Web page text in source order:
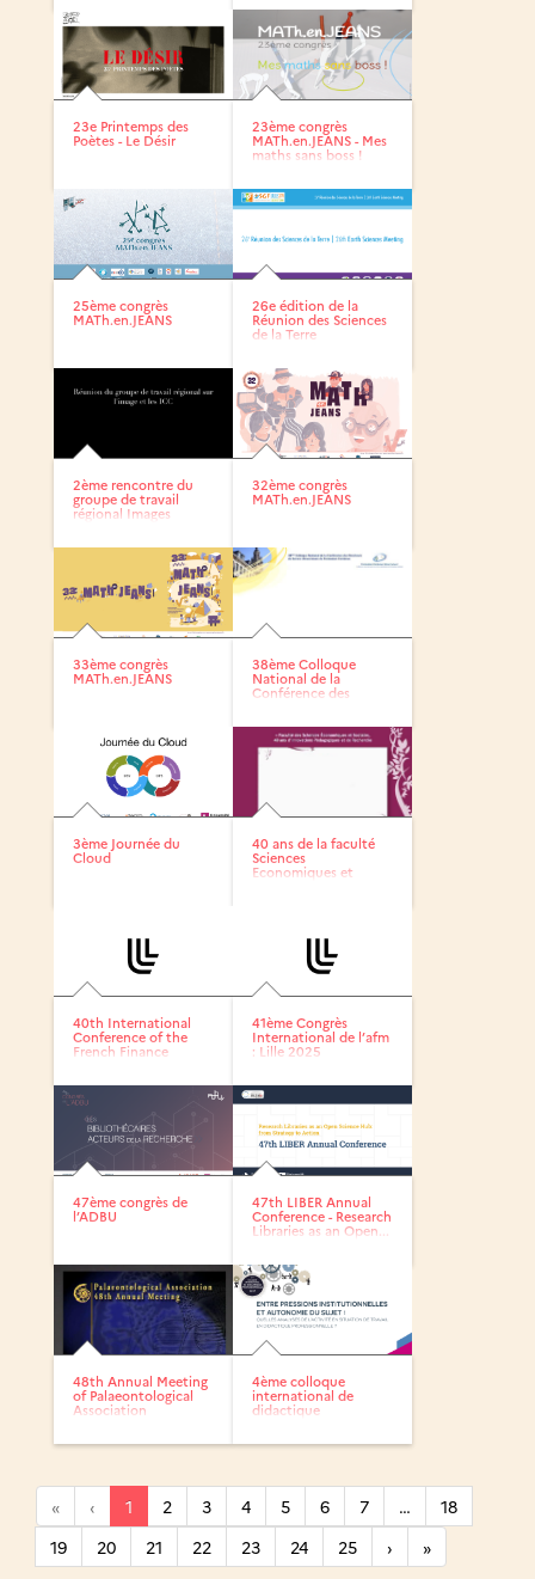
23e Printemps des
Poètes - Le Désir
23ème congrès
MATh.en.JEANS - Mes
maths sans boss !
25ème congrès
MATh.en.JEANS
26e édition de la
Réunion des Sciences
de la Terre
2ème rencontre du
groupe de travail
régional Images
32ème congrès
MATh.en.JEANS
33ème congrès
MATh.en.JEANS
38ème Colloque
National de la
Conférence des
3ème Journée du
Cloud
40 ans de la faculté
Sciences
Economiques et
40th International
Conference of the
French Finance
41ème Congrès
International de l’afm
: Lille 2025
47ème congrès de
l’ADBU
47th LIBER Annual
Conference - Research
Libraries as an Open...
48th Annual Meeting
of Palaeontological
Association
4ème colloque
international de
didactique
« ‹ 1 2 3 4 5 6 7 …
18
19
20 21 22 23 24 25 › »